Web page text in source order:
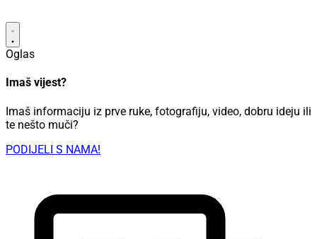
Oglas
Imaš vijest?
Imaš informaciju iz prve ruke, fotografiju, video, dobru ideju ili
te nešto muči?
PODIJELI S NAMA!